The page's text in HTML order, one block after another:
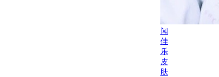
闻
佳
乐
皮
肤